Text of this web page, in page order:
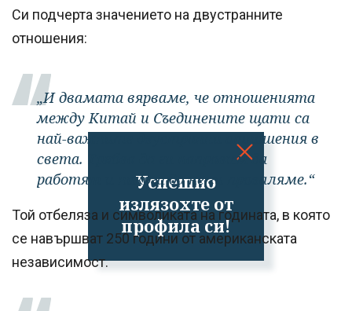
Успешно
излязохте от
профила си!
Си подчерта значението на двустранните
отношения:
„И двамата вярваме, че отношенията
между Китай и Съединените щати са
най-важните двустранни отношения в
света. Трябва да ги направим да
работят и никога да не ги проваляме.“
Той отбеляза и символиката на годината, в която
се навършват 250 години от американската
независимост.